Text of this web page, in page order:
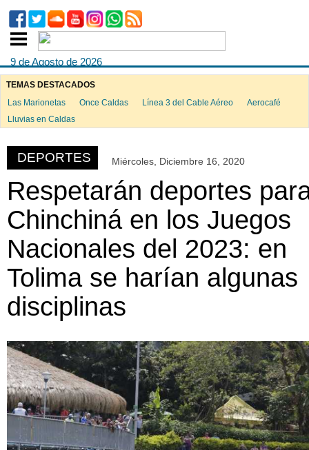
9 de Agosto de 2026
TEMAS DESTACADOS
Las Marionetas
Once Caldas Línea 3 del Cable Aéreo
Aerocafé
Lluvias en Caldas
DEPORTES Miércoles, Diciembre 16, 2020
Respetarán deportes
Chinchiná en los Juegos
Nacionales del 2023: en
Tolima se harían algunas
disciplinas